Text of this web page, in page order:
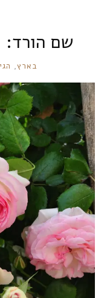
שם הורד:
RONNIE
בארץ,